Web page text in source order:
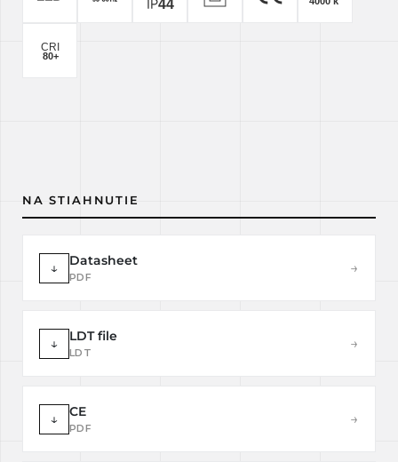
NA STIAHNUTIE
↓ Datasheet
PDF
→
↓ LDT file
LDT
→
↓ CE
PDF
→